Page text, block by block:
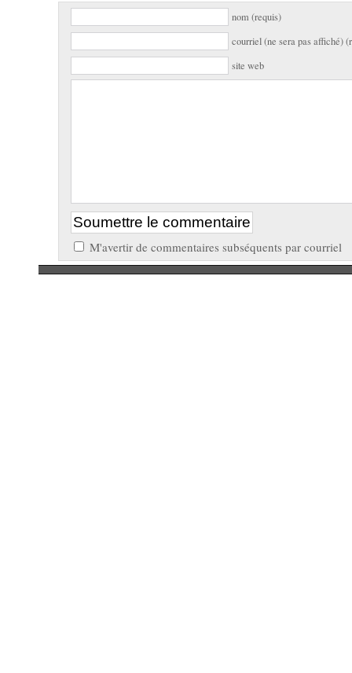
nom (requis)
courriel (ne sera pas affiché)
site web
M'avertir de commentaires subséquents par courriel